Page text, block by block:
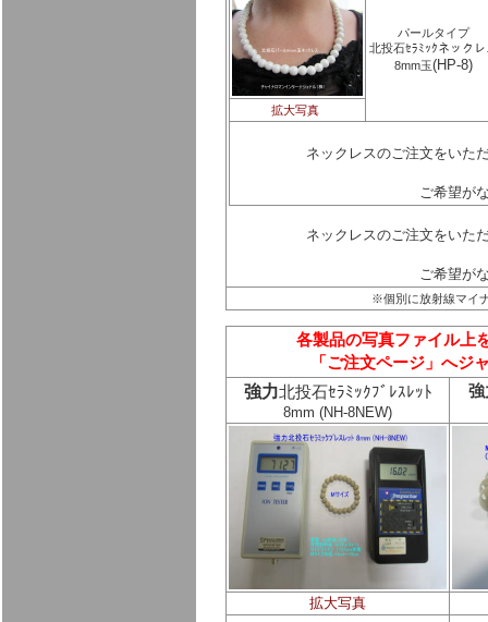
パールタイプ
北投石ｾﾗﾐｯｸネックレ
8mm玉(HP-8)
拡大写真
ネックレスのご注文をいた
ご希望が
ネックレスのご注文をいた
ご希望が
※個別に放射線マイ
各製品の写真ファイル上
「ご注文ページ」へジ
強力北投石ｾﾗﾐｯｸﾌﾞﾚｽﾚｯﾄ
8mm (NH-8NEW)
強
拡大写真